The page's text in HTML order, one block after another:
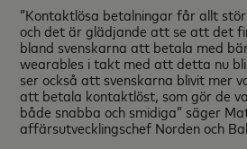
”Kontaktlösa betalningar får allt
och det är glädjande att se att det
bland svenskarna att betala med
wearables i takt med att detta nu
ser också att svenskarna blivit mer
att betala kontaktlöst, som gör de
både snabba och smidiga” säger
affärsutvecklingschef Norden och